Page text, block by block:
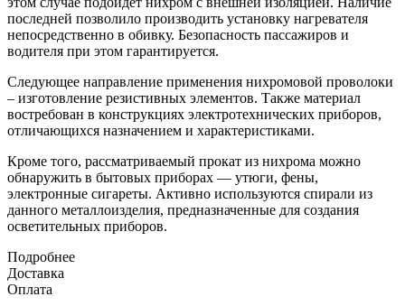
последней позволило производить установку нагревателя
непосредственно в обивку. Безопасность пассажиров и
водителя при этом гарантируется.
Следующее направление применения нихромовой проволоки
– изготовление резистивных элементов. Также материал
востребован в конструкциях электротехнических приборов,
отличающихся назначением и характеристиками.
Кроме того, рассматриваемый прокат из нихрома можно
обнаружить в бытовых приборах — утюги, фены,
электронные сигареты. Активно используются спирали из
данного металлоизделия, предназначенные для создания
осветительных приборов.
Подробнее
Доставка
Оплата